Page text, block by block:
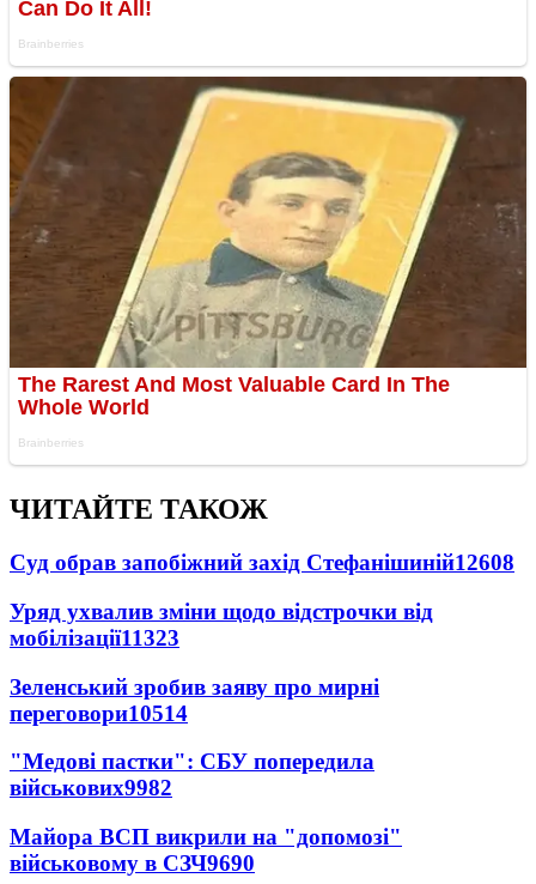
ЧИТАЙТЕ ТАКОЖ
Суд обрав запобіжний захід Стефанішиній12608
Уряд ухвалив зміни щодо відстрочки від
мобілізації11323
Зеленський зробив заяву про мирні
переговори10514
"Медові пастки": СБУ попередила
військових9982
Майора ВСП викрили на "допомозі"
військовому в СЗЧ9690